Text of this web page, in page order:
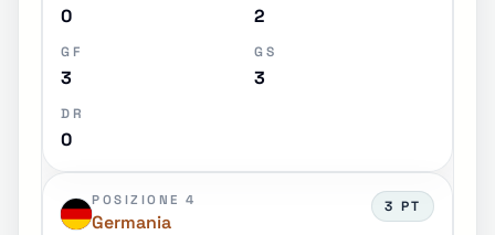
0 2
GF
3
GS
3
DR
0
POSIZIONE 4
Germania
3 PT